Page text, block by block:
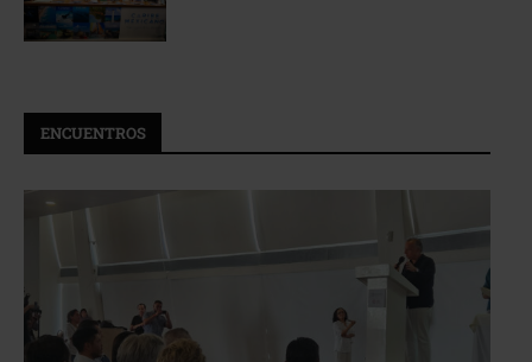
ENCUENTROS